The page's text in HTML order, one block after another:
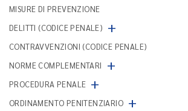
MISURE DI PREVENZIONE
DELITTI (CODICE PENALE) +
CONTRAVVENZIONI (CODICE PENALE)
NORME COMPLEMENTARI
+
PROCEDURA PENALE +
ORDINAMENTO PENITENZIARIO +